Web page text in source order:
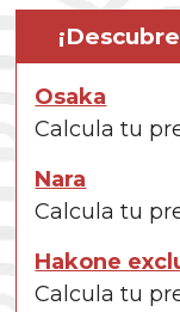
Osaka
Calcula tu
Nara
Calcula tu
Hakone
Calcula tu